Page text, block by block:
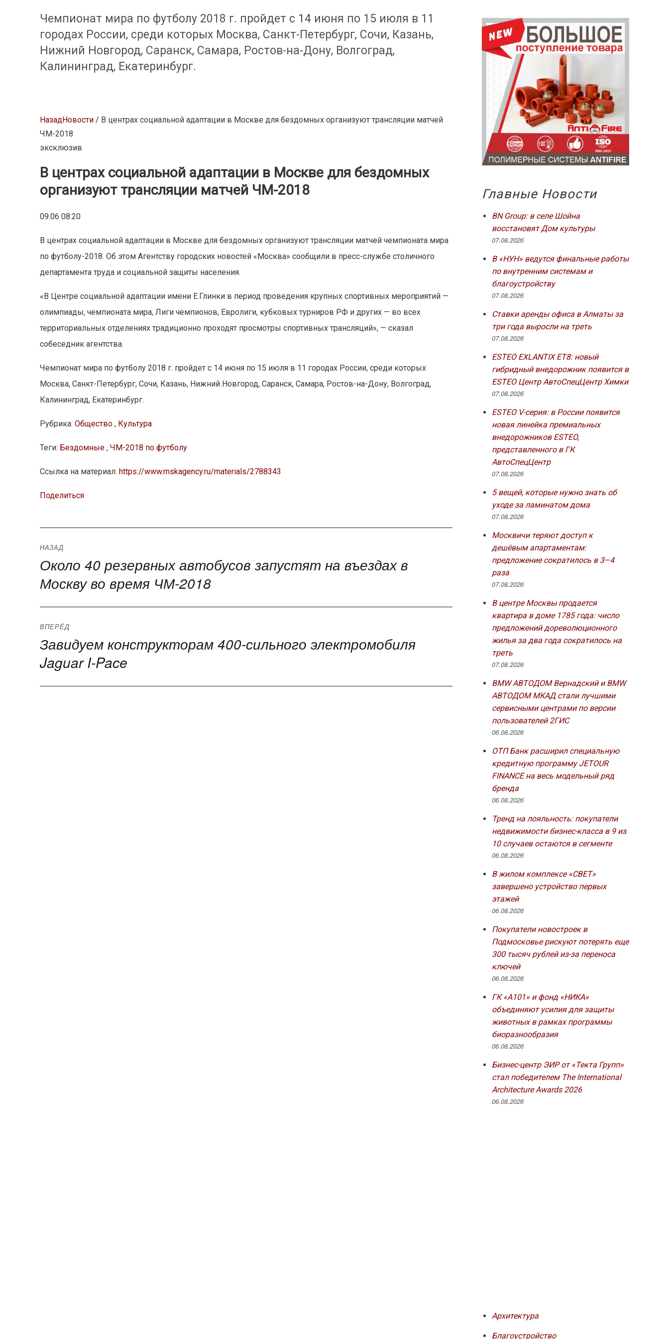
Чемпионат мира по футболу 2018 г. пройдет с 14 июня по 15 июля в 11
городах России, среди которых Москва, Санкт-Петербург, Сочи, Казань,
Нижний Новгород, Саранск, Самара, Ростов-на-Дону, Волгоград,
Калининград, Екатеринбург.
НазадНовости / В центрах социальной адаптации в Москве для бездомных организуют трансляции матчей
ЧМ-2018
эксклюзив
В центрах социальной адаптации в Москве для бездомных
организуют трансляции матчей ЧМ-2018
09.06 08:20
В центрах социальной адаптации в Москве для бездомных организуют трансляции матчей чемпионата мира
по футболу-2018. Об этом Агентству городских новостей «Москва» сообщили в пресс-службе столичного
департамента труда и социальной защиты населения.
«В Центре социальной адаптации имени Е.Глинки в период проведения крупных спортивных мероприятий —
олимпиады, чемпионата мира, Лиги чемпионов, Евролиги, кубковых турниров РФ и других — во всех
территориальных отделениях традиционно проходят просмотры спортивных трансляций», — сказал
собеседник агентства.
Чемпионат мира по футболу 2018 г. пройдет с 14 июня по 15 июля в 11 городах России, среди которых
Москва, Санкт-Петербург, Сочи, Казань, Нижний Новгород, Саранск, Самара, Ростов-на-Дону, Волгоград,
Калининград, Екатеринбург.
Рубрика:Общество , Культура
Теги: Бездомные ,ЧМ-2018 по футболу
Ссылка на материал:https://www.mskagency.ru/materials/2788343
Поделиться
Навигация
по
записям
НАЗАД
Предыдущая
Около 40 резервных автобусов запустят на въездах в
Москву во время ЧМ-2018
ВПЕРЁД
Следующая
запись:
Завидуем конструкторам 400-сильного электромобиля
Jaguar I-Pace
Главные Новости
BN Group: в селе Шойна
восстановят Дом культуры
07.08.2026
В «НУН» ведутся финальные работы
по внутренним системам и
благоустройству
07.08.2026
Ставки аренды офиса в Алматы за
три года выросли на треть
07.08.2026
ESTEO EXLANTIX ET8: новый
гибридный внедорожник появится в
ESTEO Центр АвтоСпецЦентр Химки
07.08.2026
ESTEO V-серия: в России появится
новая линейка премиальных
внедорожников ESTEO,
представленного в ГК
АвтоСпецЦентр
07.08.2026
5 вещей, которые нужно знать об
уходе за ламинатом дома
07.08.2026
Москвичи теряют доступ к
дешёвым апартаментам:
предложение сократилось в 3–4
раза
07.08.2026
В центре Москвы продается
квартира в доме 1785 года: число
предложений дореволюционного
жилья за два года сократилось на
треть
07.08.2026
BMW АВТОДОМ Вернадский и BMW
АВТОДОМ МКАД стали лучшими
сервисными центрами по версии
пользователей 2ГИС
06.08.2026
ОТП Банк расширил специальную
кредитную программу JETOUR
FINANCE на весь модельный ряд
бренда
06.08.2026
Тренд на лояльность: покупатели
недвижимости бизнес-класса в 9 из
10 случаев остаются в сегменте
06.08.2026
В жилом комплексе «СВЕТ»
завершено устройство первых
этажей
06.08.2026
Покупатели новостроек в
Подмосковье рискуют потерять еще
300 тысяч рублей из-за переноса
ключей
06.08.2026
ГК «А101» и фонд «НИКА»
объединяют усилия для защиты
животных в рамках программы
биоразнообразия
06.08.2026
Бизнес-центр ЭИР от «Текта Групп»
стал победителем The International
Architecture Awards 2026
06.08.2026
Архитектура
Благоустройство